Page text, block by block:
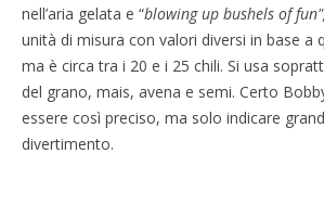
nell’aria gelata e “blowing up bushels of fun",
unità di misura con valori diversi in base a
ma è circa tra i 20 e i 25 chili. Si usa
del grano, mais, avena e semi. Certo
essere così preciso, ma solo indicare
divertimento.